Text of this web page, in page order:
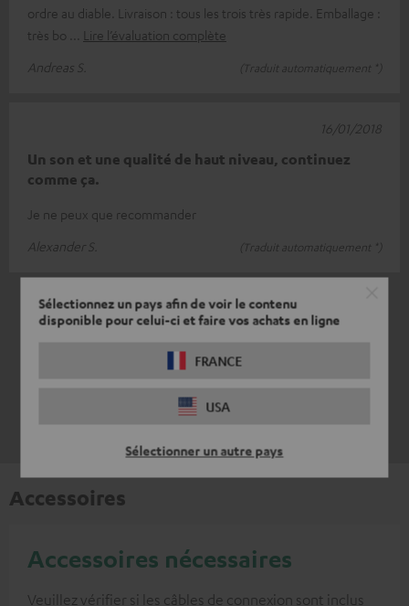
Sélectionnez un pays afin de voir le contenu
disponible pour celui-ci et faire vos achats en ligne
FRANCE
USA
Sélectionner un autre pays
ordre au diable. Livraison : tous les trois très rapide. Emballage :
très bo
Lire l’évaluation complète
Andreas S.
(Traduit automatiquement *)
Un son et une qualité de haut niveau, continuez
comme ça.
Je ne peux que recommander
Alexander S.
(Traduit automatiquement *)
16/01/2018
10 / 13
traduit automatiquement par
Accessoires
Accessoires nécessaires
Veuillez vérifier si les câbles de connexion sont inclus